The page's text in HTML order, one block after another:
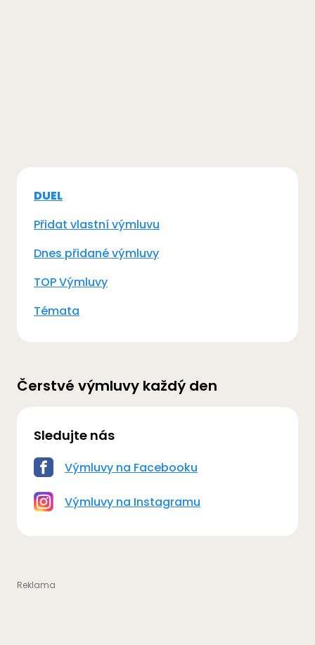
DUEL
Přidat vlastní výmluvu
Dnes přidané výmluvy
TOP Výmluvy
Témata
Čerstvé výmluvy každý den
Sledujte nás
Výmluvy na Facebooku
Výmluvy na Instagramu